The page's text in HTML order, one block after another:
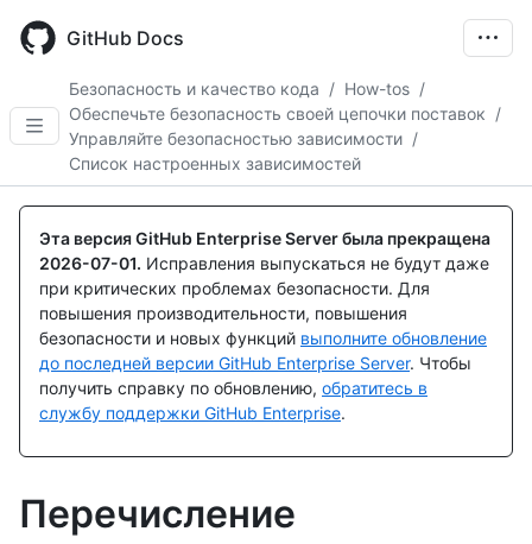
main
GitHub Docs
Безопасность и качество кода / How-tos /
Обеспечьте безопасность своей цепочки поставок /
Управляйте безопасностью зависимости /
Список настроенных зависимостей
Эта версия GitHub Enterprise Server была прекращена
2026-07-01. Исправления выпускаться не будут даже
при критических проблемах безопасности. Для
повышения производительности, повышения
безопасности и новых функций выполните обновление
до последней версии GitHub Enterprise Server. Чтобы
получить справку по обновлению, обратитесь в
службу поддержки GitHub Enterprise.
Перечисление